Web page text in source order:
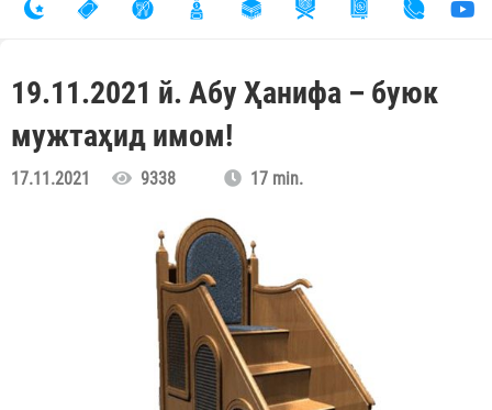
19.11.2021 й. Абу Ҳанифа – буюк
мужтаҳид имом!
17.11.2021 9338 17 min.